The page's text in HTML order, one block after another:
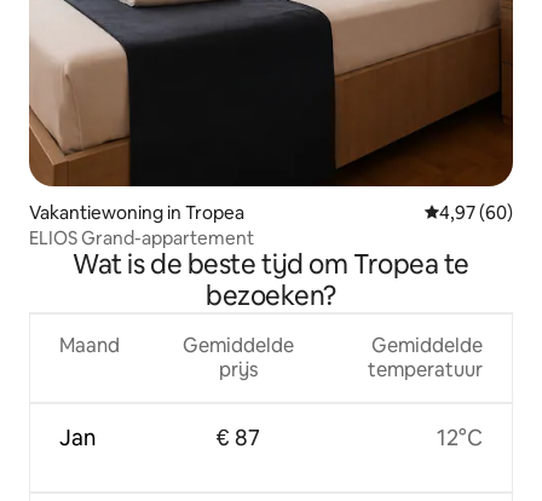
Vakantiewoning in Tropea Gemiddelde
4,97 (60)
ELIOS Grand-appartement
Wat is de beste tijd om Tropea te
bezoeken?
Maand
Jan
Gemiddelde
prijs
€ 87
Gemiddelde
temperatuur
12°C